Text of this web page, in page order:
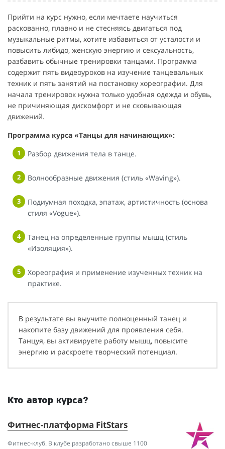
Прийти на курс нужно, если мечтаете научиться
раскованно, плавно и не стесняясь двигаться под
музыкальные ритмы, хотите избавиться от усталости и
повысить либидо, женскую энергию и сексуальность,
разбавить обычные тренировки танцами. Программа
содержит пять видеоуроков на изучение танцевальных
техник и пять занятий на постановку хореографии. Для
начала тренировок нужна только удобная одежда и обувь,
не причиняющая дискомфорт и не сковывающая
движений.
Программа курса «Танцы для начинающих»:
Разбор движения тела в танце.
Волнообразные движения (стиль «Waving»).
Подиумная походка, эпатаж, артистичность (основа
стиля «Vogue»).
Танец на определенные группы мышц (стиль
«Изоляция»).
Хореография и применение изученных техник на
практике.
В результате вы выучите полноценный танец и
накопите базу движений для проявления себя.
Танцуя, вы активируете работу мышц, повысите
энергию и раскроете творческий потенциал.
Кто автор курса?
Фитнес-платформа FitStars
Фитнес-клуб. В клубе разработано свыше 1100